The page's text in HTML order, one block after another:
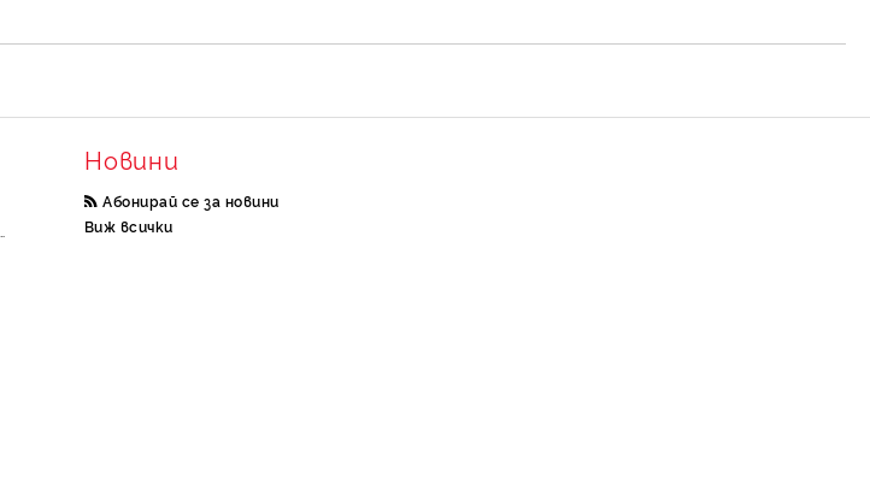
Новини
Абонирай се за новини
Виж всички